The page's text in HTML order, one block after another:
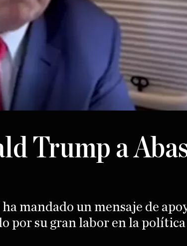
Trump a
mandado un mensaje de
por su gran labor en la política